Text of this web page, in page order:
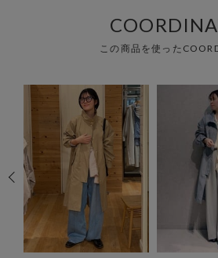
この商品を使った